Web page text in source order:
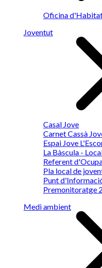
Oficina
Joventut
Casal Jove
Carnet Cassà
Espai Jove
La Bàscula -
Referent
Pla local de
Punt
Premonitoratge
Medi ambient